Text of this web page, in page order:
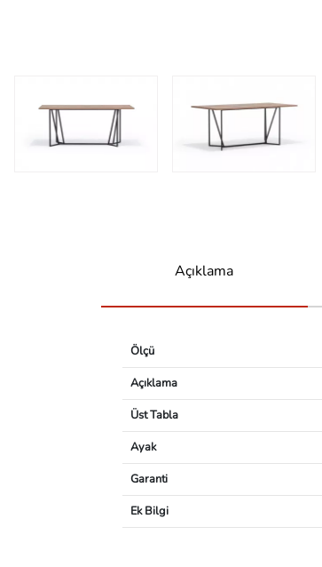
Açıklama
Ölçü
Açıklama
Üst Tabla
Ayak
Garanti
Ek Bilgi